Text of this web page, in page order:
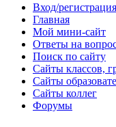
Вход/регистрация
Главная
Мой мини-сайт
Ответы на
Поиск по сайту
Сайты классов,
Сайты
Сайты коллег
Форумы